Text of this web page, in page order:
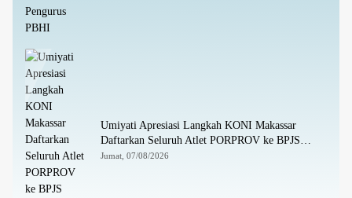
Umiyati Apresiasi Langkah KONI Makassar
Daftarkan Seluruh Atlet PORPROV ke BPJS
Ketenagakerjaan
Jumat, 07/08/2026